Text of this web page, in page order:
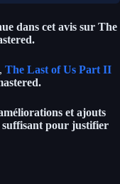
dans cet avis sur The
The Last of Us Part II
et ajouts
suffisant pour justifier